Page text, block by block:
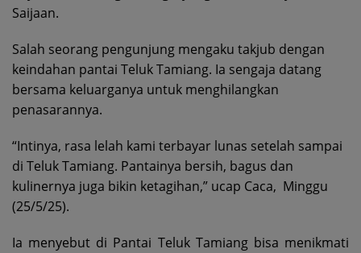
Saijaan.
Salah seorang pengunjung mengaku takjub dengan
keindahan pantai Teluk Tamiang. Ia sengaja datang
bersama keluarganya untuk menghilangkan
penasarannya.
“Intinya, rasa lelah kami terbayar lunas setelah sampai
di Teluk Tamiang. Pantainya bersih, bagus dan
kulinernya juga bikin ketagihan,” ucap Caca, Minggu
(25/5/25).
Ia menyebut di Pantai Teluk Tamiang bisa menikmati